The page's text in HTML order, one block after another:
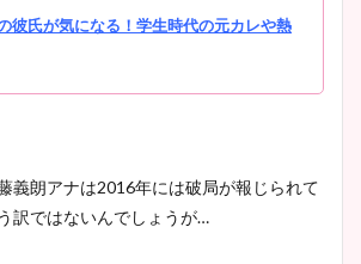
彼氏が気になる！学生時代の元カレや熱
義朗アナは2016年には破局が報じられて
訳ではないんでしょうが…